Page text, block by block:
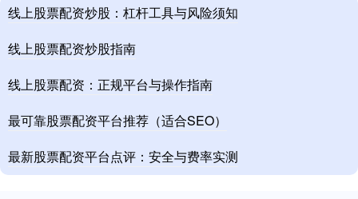
线上股票配资炒股：杠杆工具与风险须知
线上股票配资炒股指南
线上股票配资：正规平台与操作指南
最可靠股票配资平台推荐（适合SEO）
最新股票配资平台点评：安全与费率实测